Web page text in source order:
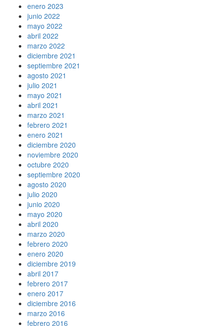
enero 2023
junio 2022
mayo 2022
abril 2022
marzo 2022
diciembre 2021
septiembre 2021
agosto 2021
julio 2021
mayo 2021
abril 2021
marzo 2021
febrero 2021
enero 2021
diciembre 2020
noviembre 2020
octubre 2020
septiembre 2020
agosto 2020
julio 2020
junio 2020
mayo 2020
abril 2020
marzo 2020
febrero 2020
enero 2020
diciembre 2019
abril 2017
febrero 2017
enero 2017
diciembre 2016
marzo 2016
febrero 2016